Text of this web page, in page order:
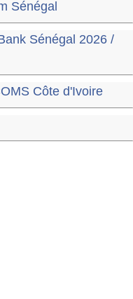
Sénégal
Sénégal 2026 /
Côte d'Ivoire